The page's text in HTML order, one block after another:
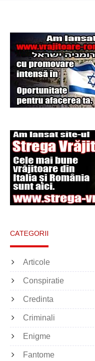
CATEGORII
Articole
Conspiratie
Credinta
Criminali
Enigme
Fantome